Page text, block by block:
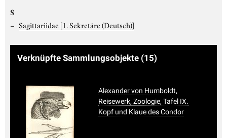
S
Sagittariidae [1. Sekretäre (Deutsch)]
Verknüpfte Sammlungsobjekte (15)
Alexander von Humboldt,
Reisewerk, Zoologie, Tafel IX.
Kopf und Klaue des Condor